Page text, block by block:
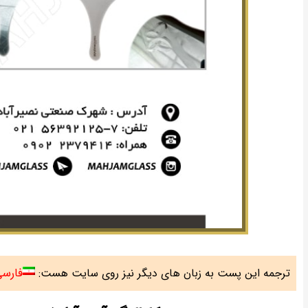
ترجمه این پست به زبان های دیگر نیز روی سایت هست: